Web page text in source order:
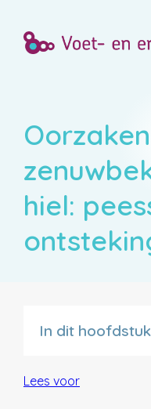
hiel:
In dit hoofdstuk
Lees voor